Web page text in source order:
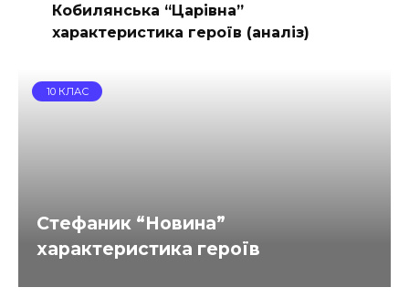
Кобилянська “Царівна”
характеристика героїв (аналіз)
10 КЛАС
Стефаник “Новина”
характеристика героїв